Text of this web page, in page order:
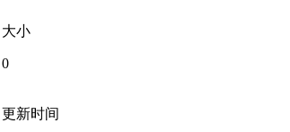
大小
0
更新时间